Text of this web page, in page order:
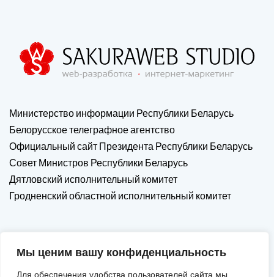
Мы ценим вашу конфиденциальность
Для обеспечения удобства пользователей сайта мы
Министерство информации Республики Беларусь
Белорусское телеграфное агентство
Официальный сайт Президента Республики Беларусь
Совет Министров Республики Беларусь
Дятловский исполнительный комитет
Гродненский областной исполнительный комитет